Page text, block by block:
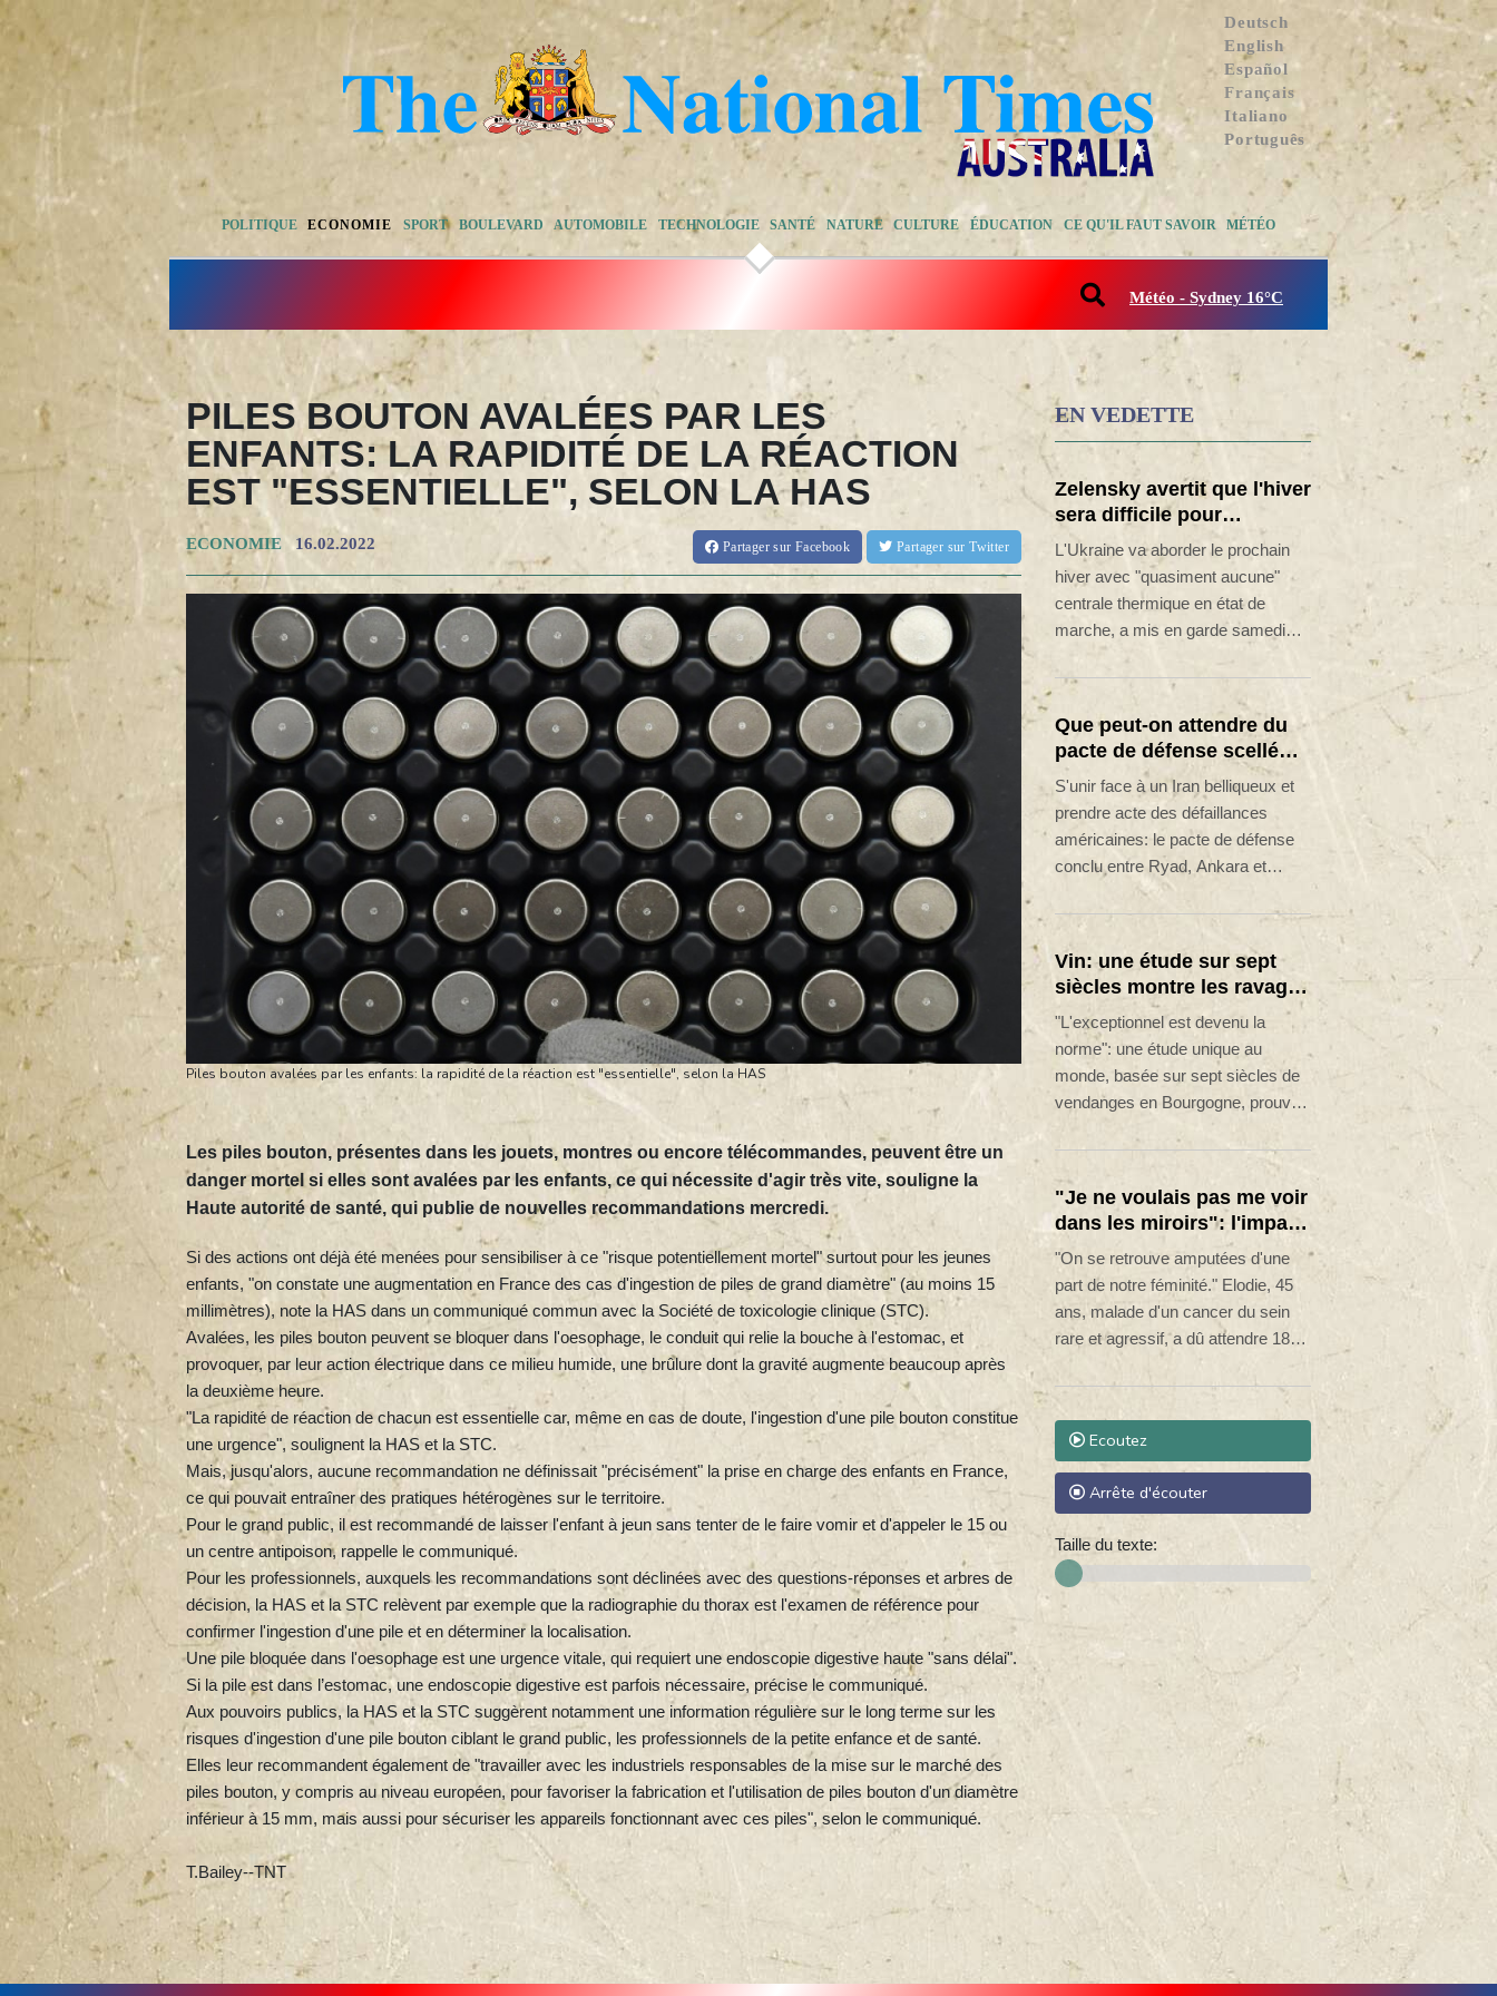
Deutsch
English
Español
Français
Italiano
Português
POLITIQUE ECONOMIE SPORT BOULEVARD AUTOMOBILE TECHNOLOGIE SANTÉ NATURE CULTURE ÉDUCATION CE QU'IL FAUT SAVOIR MÉTÉO
Météo - Sydney 16°C
PILES BOUTON AVALÉES PAR LES
ENFANTS: LA RAPIDITÉ DE LA RÉACTION
EST "ESSENTIELLE", SELON LA HAS
ECONOMIE 16.02.2022 Partagersur Facebook Partager sur Twitter
Piles bouton avalées par les enfants: la rapidité de la réaction est "essentielle", selon la HAS
Les piles bouton, présentes dans les jouets, montres ou encore télécommandes, peuvent être un
danger mortel si elles sont avalées par les enfants, ce qui nécessite d'agir très vite, souligne la
Haute autorité de santé, qui publie de nouvelles recommandations mercredi.
Si des actions ont déjà été menées pour sensibiliser à ce "risque potentiellement mortel" surtout pour les jeunes
enfants, "on constate une augmentation en France des cas d'ingestion de piles de grand diamètre" (au moins 15
millimètres), note la HAS dans un communiqué commun avec la Société de toxicologie clinique (STC).
Avalées, les piles bouton peuvent se bloquer dans l'oesophage, le conduit qui relie la bouche à l'estomac, et
provoquer, par leur action électrique dans ce milieu humide, une brûlure dont la gravité augmente beaucoup après
la deuxième heure.
"La rapidité de réaction de chacun est essentielle car, même en cas de doute, l'ingestion d'une pile bouton constitue
une urgence", soulignent la HAS et la STC.
Mais, jusqu'alors, aucune recommandation ne définissait "précisément" la prise en charge des enfants en France,
ce qui pouvait entraîner des pratiques hétérogènes sur le territoire.
Pour le grand public, il est recommandé de laisser l'enfant à jeun sans tenter de le faire vomir et d'appeler le 15 ou
un centre antipoison, rappelle le communiqué.
Pour les professionnels, auxquels les recommandations sont déclinées avec des questions-réponses et arbres de
décision, la HAS et la STC relèvent par exemple que la radiographie du thorax est l'examen de référence pour
confirmer l'ingestion d'une pile et en déterminer la localisation.
Une pile bloquée dans l'oesophage est une urgence vitale, qui requiert une endoscopie digestive haute "sans délai".
Si la pile est dans l’estomac, une endoscopie digestive est parfois nécessaire, précise le communiqué.
Aux pouvoirs publics, la HAS et la STC suggèrent notamment une information régulière sur le long terme sur les
risques d'ingestion d'une pile bouton ciblant le grand public, les professionnels de la petite enfance et de santé.
Elles leur recommandent également de "travailler avec les industriels responsables de la mise sur le marché des
piles bouton, y compris au niveau européen, pour favoriser la fabrication et l'utilisation de piles bouton d'un diamètre
inférieur à 15 mm, mais aussi pour sécuriser les appareils fonctionnant avec ces piles", selon le communiqué.
T.Bailey--TNT
EN VEDETTE
Zelensky avertit que l'hiver
sera difficile pour
l'Ukraine, 4 morts dans
des frappes dans la région
de Kiev
L'Ukraine va aborder le prochain
hiver avec "quasiment aucune"
centrale thermique en état de
marche, a mis en garde samedi
première visite en Serbie, pays
allié de Moscou, après de
dernières frappes nocturnes
russes qui ont fait quatre morts,
dont un enfant, dans la région de
Kiev.
Que peut-on attendre du
pacte de défense scellé
par Ryad, Ankara et
Islamabad?
S'unir face à un Iran belliqueux et
prendre acte des défaillances
américaines: le pacte de défense
conclu entre Ryad, Ankara et
Islamabad, trois alliés stratégiques
de Washington, nourrit avant tout
ces deux objectifs, selon des
analystes.
Vin: une étude sur sept
siècles montre les ravages
du dérèglement climatique
"L'exceptionnel est devenu la
norme": une étude unique au
monde, basée sur sept siècles de
vendanges en Bourgogne, prouve
que le dérèglement climatique a
entraîné une "explosion" des
années "extrêmes", de plus en plus
précoces, explique un historien du
climat à l'AFP.
"Je ne voulais pas me voir
dans les miroirs": l'impact
psychologique de la
reconstruction mammaire
"On se retrouve amputées d'une
part de notre féminité." Elodie, 45
ans, malade d'un cancer du sein
rare et agressif, a dû attendre 18
mois pour bénéficier d'une
reconstruction mammaire après sa
mastectomie.
Ecoutez
Arrête d'écouter
Taille du texte: